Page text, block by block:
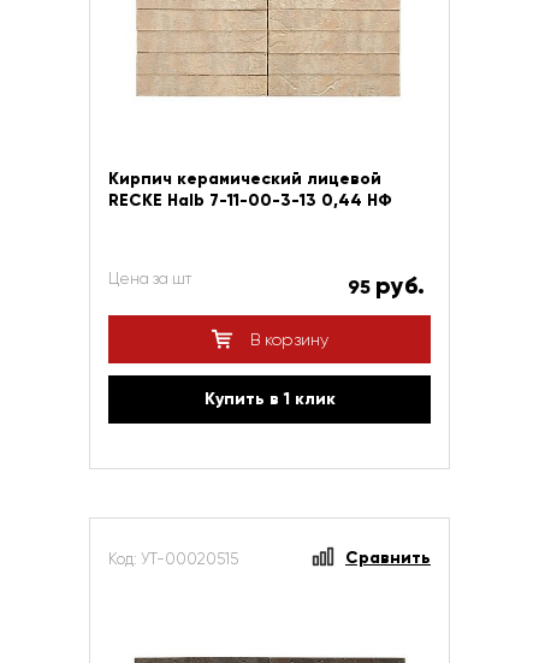
Кирпич керамический лицевой
RECKE Halb 7-11-00-3-13 0,44 НФ
Цена за шт 95 руб.
В корзину
Купить в 1 клик
Код: УТ-00020515 Сравнить